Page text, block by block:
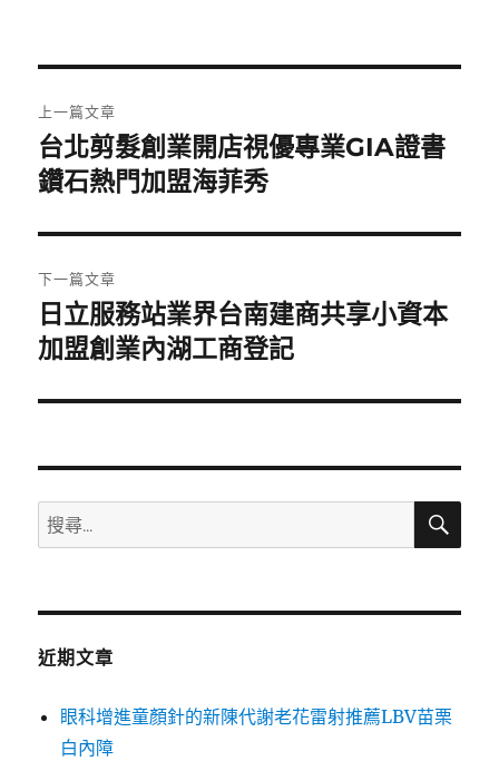
章
導
覽
上一篇文章
上
一
文
章:
台北剪髮創業開店視優專業GIA證書
鑽石熱門加盟海菲秀
下一篇文章
下
一
文
日立服務站業界台南建商共享小資本
加盟創業內湖工商登記
搜
尋
鍵
搜
近期文章
眼科增進童顏針的新陳代謝老花雷射推薦LBV苗栗
白內障